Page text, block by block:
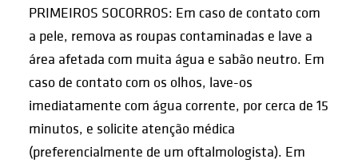
PRIMEIROS SOCORROS: Em caso de contato com
a pele, remova as roupas contaminadas e lave a
área afetada com muita água e sabão neutro. Em
caso de contato com os olhos, lave-os
imediatamente com água corrente, por cerca de 15
minutos, e solicite atenção médica
(preferencialmente de um oftalmologista). Em